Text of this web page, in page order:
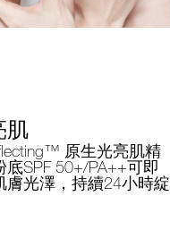
肌
原生光亮肌精
底SPF 50+/PA++可即
膚光澤，持續24小時綻